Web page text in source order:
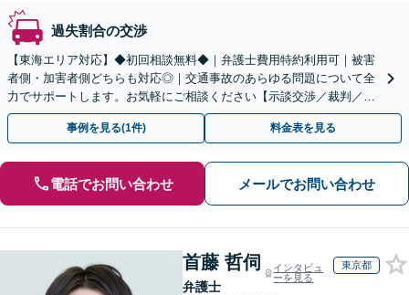
過失割合の交渉
【東海エリア対応】◆初回相談無料◆｜弁護士費用特約利用可｜被害
者側・加害者側どちらも対応◎｜交通事故のあらゆる問題について全
力でサポートします。お気軽にご相談ください【示談交渉／裁判／被
害者請求／後遺障害等級】
事例を見る(1件) 料金表を見る
電話でお問い合わせ メールでお問い合わせ
首藤 哲伺
弁護士
インタビュ
ーを見る
東京都